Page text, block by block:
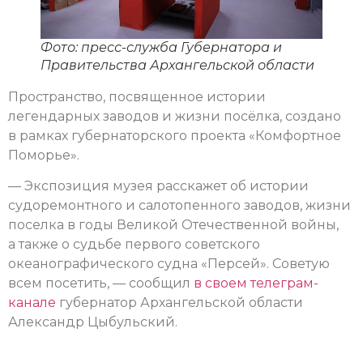
Фото: пресс-служба Губернатора и
Правительства Архангельской области
Пространство, посвященное истории
легендарных заводов и жизни посёлка, создано
в рамках губернаторского проекта «Комфортное
Поморье».
— Экспозиция музея расскажет об истории
судоремонтного и салотопенного заводов, жизни
поселка в годы Великой Отечественной войны,
а также о судьбе первого советского
океанографического судна «Персей». Советую
всем посетить, — сообщил в своем телеграм-
канале губернатор Архангельской области
Александр Цыбульский.